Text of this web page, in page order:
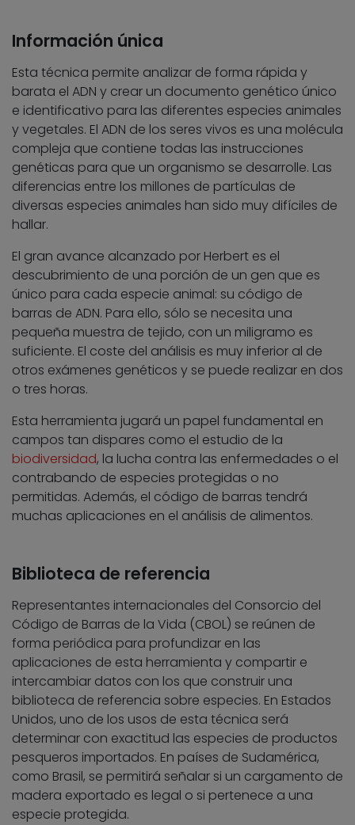
Información única
Esta técnica permite analizar de forma rápida y
barata el ADN y crear un documento genético único
e identificativo para las diferentes especies animales
y vegetales. El ADN de los seres vivos es una molécula
compleja que contiene todas las instrucciones
genéticas para que un organismo se desarrolle. Las
diferencias entre los millones de partículas de
diversas especies animales han sido muy difíciles de
hallar.
El gran avance alcanzado por Herbert es el
descubrimiento de una porción de un gen que es
único para cada especie animal: su código de
barras de ADN. Para ello, sólo se necesita una
pequeña muestra de tejido, con un miligramo es
suficiente. El coste del análisis es muy inferior al de
otros exámenes genéticos y se puede realizar en dos
o tres horas.
Esta herramienta jugará un papel fundamental en
campos tan dispares como el estudio de la
biodiversidad, la lucha contra las enfermedades o el
contrabando de especies protegidas o no
permitidas. Además, el código de barras tendrá
muchas aplicaciones en el análisis de alimentos.
Biblioteca de referencia
Representantes internacionales del Consorcio del
Código de Barras de la Vida (CBOL) se reúnen de
forma periódica para profundizar en las
aplicaciones de esta herramienta y compartir e
intercambiar datos con los que construir una
biblioteca de referencia sobre especies. En Estados
Unidos, uno de los usos de esta técnica será
determinar con exactitud las especies de productos
pesqueros importados. En países de Sudamérica,
como Brasil, se permitirá señalar si un cargamento de
madera exportado es legal o si pertenece a una
especie protegida.